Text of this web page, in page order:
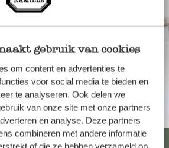
gebruik van cookies
om content en advertenties te
voor social media te bieden en
te analyseren. Ook delen we
van onze site met onze partners
en analyse. Deze partners
combineren met andere informatie
à proximité